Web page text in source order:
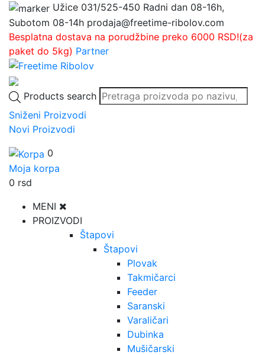
Užice 031/525-450 Radni dan 08-16h,
Subotom 08-14h prodaja@freetime-ribolov.com
Besplatna dostava na porudžbine preko 6000 RSD!(za
paket do 5kg) Partner
Products search
Sniženi Proizvodi
Novi Proizvodi
0
Moja korpa
0 rsd
MENI
PROIZVODI
Štapovi
Štapovi
Plovak
Takmičarci
Feeder
Saranski
Varaličari
Dubinka
Mušičarski